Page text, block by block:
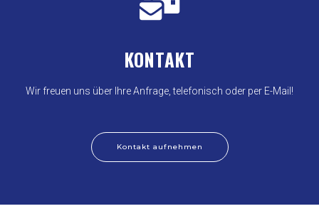
KONTAKT
Wir freuen uns über Ihre Anfrage, telefonisch oder per E-Mail!
Kontakt aufnehmen